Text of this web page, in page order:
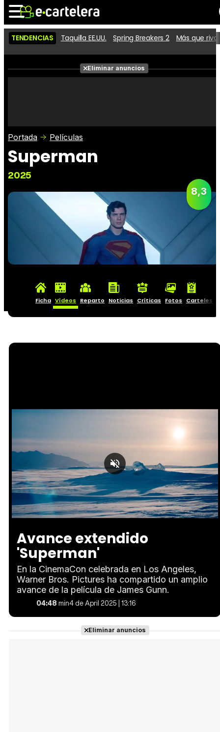
Noticias Cartelera
Películas
Críticas
TENDENCIAS Taquilla EE.UU. Spring Breakers 2 Más que
Eliminar anuncios
Portada Películas
Superman
2025
8,3
Ficha Vídeos Reparto Noticias Críticas Fotos Carteles
Unmute Loaded:
Avance extendido
'Superman'
En la CinemaCon celebrada en Los Angeles,
Warner Bros. Pictures ha compartido un amplio
avance de la película de James Gunn.
04:48min4 de April 2025 | 13:16
Eliminar anuncios